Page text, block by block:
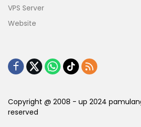
VPS Server
Website
Copyright @ 2008 - up 2024
reserved